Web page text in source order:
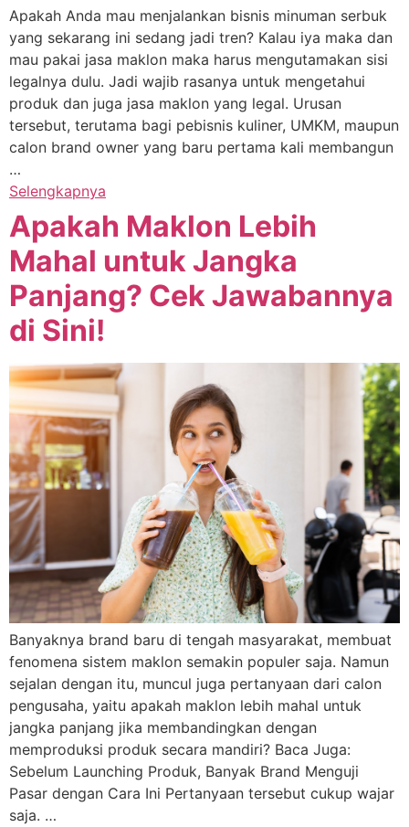
Apakah Anda mau menjalankan bisnis minuman serbuk
yang sekarang ini sedang jadi tren? Kalau iya maka dan
mau pakai jasa maklon maka harus mengutamakan sisi
legalnya dulu. Jadi wajib rasanya untuk mengetahui
produk dan juga jasa maklon yang legal. Urusan
tersebut, terutama bagi pebisnis kuliner, UMKM, maupun
calon brand owner yang baru pertama kali membangun
…
Selengkapnya
Apakah Maklon Lebih
Mahal untuk Jangka
Panjang? Cek Jawabannya
di Sini!
Banyaknya brand baru di tengah masyarakat, membuat
fenomena sistem maklon semakin populer saja. Namun
sejalan dengan itu, muncul juga pertanyaan dari calon
pengusaha, yaitu apakah maklon lebih mahal untuk
jangka panjang jika membandingkan dengan
memproduksi produk secara mandiri? Baca Juga:
Sebelum Launching Produk, Banyak Brand Menguji
Pasar dengan Cara Ini Pertanyaan tersebut cukup wajar
saja. …